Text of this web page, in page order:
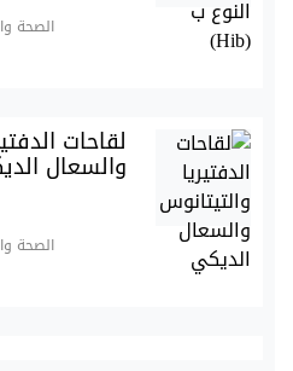
الصحة
لقاحات
والسعال
الصحة